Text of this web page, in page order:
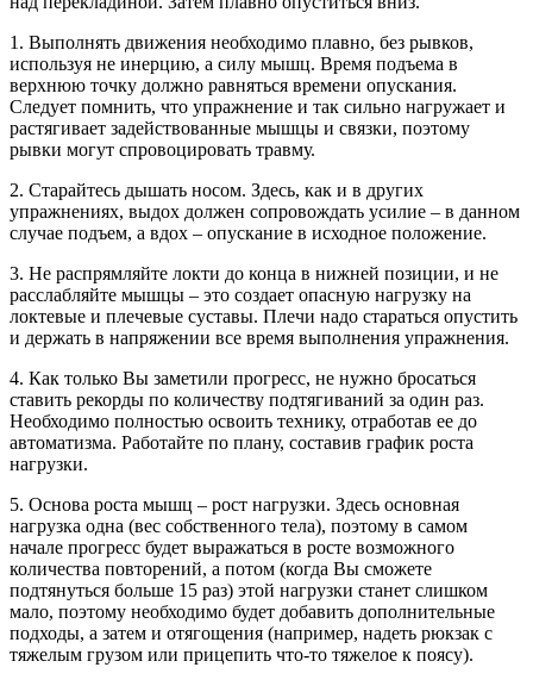
1. Выполнять движения необходимо плавно, без рывков,
используя не инерцию, а силу мышц. Время подъема в
верхнюю точку должно равняться времени опускания.
Следует помнить, что упражнение и так сильно нагружает и
растягивает задействованные мышцы и связки, поэтому
рывки могут спровоцировать травму.
2. Старайтесь дышать носом. Здесь, как и в других
упражнениях, выдох должен сопровождать усилие – в данном
случае подъем, а вдох – опускание в исходное положение.
3. Не распрямляйте локти до конца в нижней позиции, и не
расслабляйте мышцы – это создает опасную нагрузку на
локтевые и плечевые суставы. Плечи надо стараться опустить
и держать в напряжении все время выполнения упражнения.
4. Как только Вы заметили прогресс, не нужно бросаться
ставить рекорды по количеству подтягиваний за один раз.
Необходимо полностью освоить технику, отработав ее до
автоматизма. Работайте по плану, составив график роста
нагрузки.
5. Основа роста мышц – рост нагрузки. Здесь основная
нагрузка одна (вес собственного тела), поэтому в самом
начале прогресс будет выражаться в росте возможного
количества повторений, а потом (когда Вы сможете
подтянуться больше 15 раз) этой нагрузки станет слишком
мало, поэтому необходимо будет добавить дополнительные
подходы, а затем и отягощения (например, надеть рюкзак с
тяжелым грузом или прицепить что-то тяжелое к поясу).